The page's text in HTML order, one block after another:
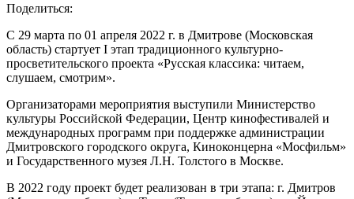
Поделиться:
С 29 марта по 01 апреля 2022 г. в Дмитрове (Московская
область) стартует I этап традиционного культурно-
просветительского проекта «Русская классика: читаем,
слушаем, смотрим».
Организаторами мероприятия выступили Министерство
культуры Российской Федерации, Центр кинофестивалей и
международных программ при поддержке администрации
Дмитровского городского округа, Киноконцерна «Мосфильм»
и Государственного музея Л.Н. Толстого в Москве.
В 2022 году проект будет реализован в три этапа: г. Дмитров